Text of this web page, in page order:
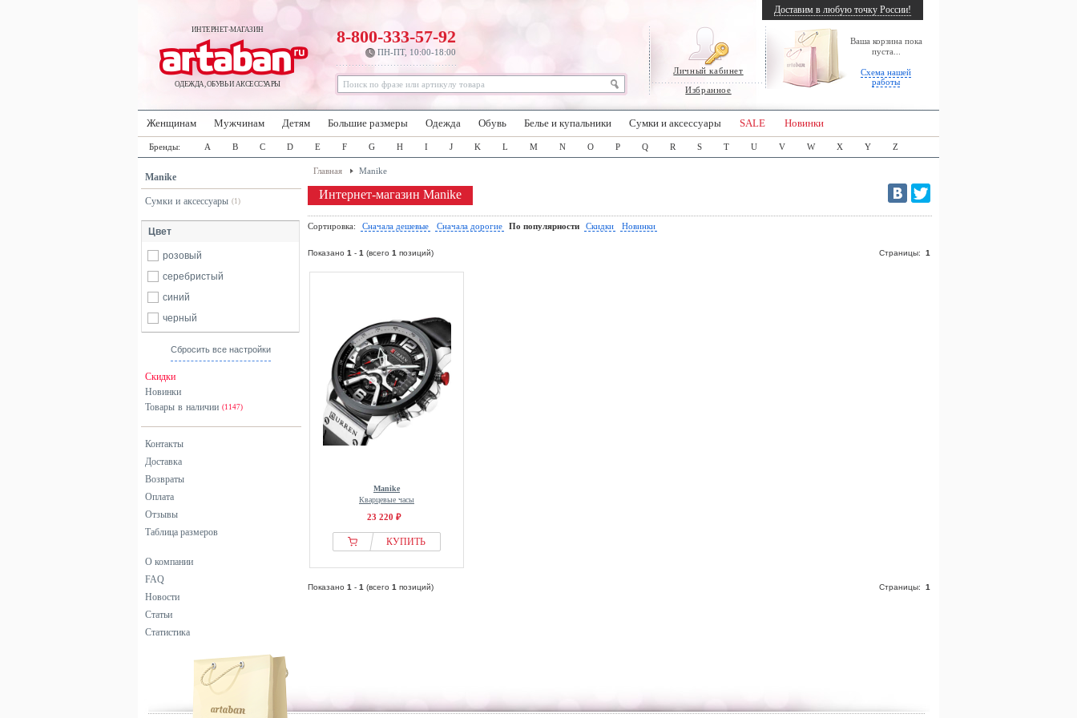
ИНТЕРНЕТ-МАГАЗИН
ОДЕЖДА, ОБУВЬ И АКСЕССУАРЫ
Личный кабинет
Избранное
Ваша корзина пока
пуста...
Схема нашей
работы
8-800-333-57-92
ПН-ПТ, 10:00-18:00
Доставим в любую точку России!
Женщинам Мужчинам Детям Большие размеры Одежда Обувь Белье и купальники Сумки и аксессуары SALE Новинки
Бренды: A B C D E F G H I J K L M N O P Q R S T U V W X Y Z
Manike
Сумки и аксессуары (1)
Цвет
розовый
серебристый
синий
черный
Сбросить все настройки
Скидки
Новинки
Товары в наличии (1147)
Контакты
Доставка
Возвраты
Оплата
Отзывы
Таблица размеров
О компании
FAQ
Новости
Статьи
Статистика
Главная Manike
Интернет-магазин Manike
Сортировка: Сначала дешевые Сначала дорогие По популярности Скидки Новинки
Показано 1 - 1 (всего 1 позиций) Страницы: 1
Manike
Кварцевые часы
23 220 ₽
КУПИТЬ
Показано 1 - 1 (всего 1 позиций) Страницы: 1